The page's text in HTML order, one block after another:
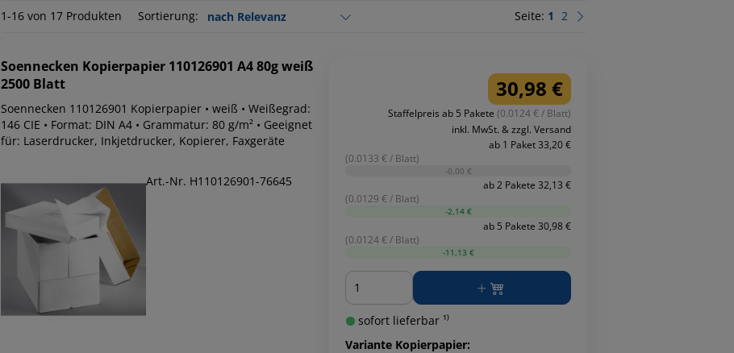
1-16 von 17 Produkten Sortierung: Seite: 1 2
Soennecken Kopierpapier 110126901 A4 80g weiß
2500 Blatt
Soennecken 110126901 Kopierpapier • weiß • Weißegrad:
146 CIE • Format: DIN A4 • Grammatur: 80 g/m² • Geeignet
für: Laserdrucker, Inkjetdrucker, Kopierer, Faxgeräte
Art.-Nr. H110126901-76645
30,98 €
Staffelpreis ab 5 Pakete (0.0124 € / Blatt)
inkl. MwSt. & zzgl. Versand
ab 1 Paket 33,20 €
(0.0133 € / Blatt)
-0,00 €
ab 2 Pakete 32,13 €
(0.0129 € / Blatt)
-2,14 €
ab 5 Pakete 30,98 €
(0.0124 € / Blatt)
-11,13 €
Menge
sofort lieferbar ¹⁾
Variante Kopierpapier: